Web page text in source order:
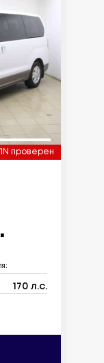
проверен
170 л.с.